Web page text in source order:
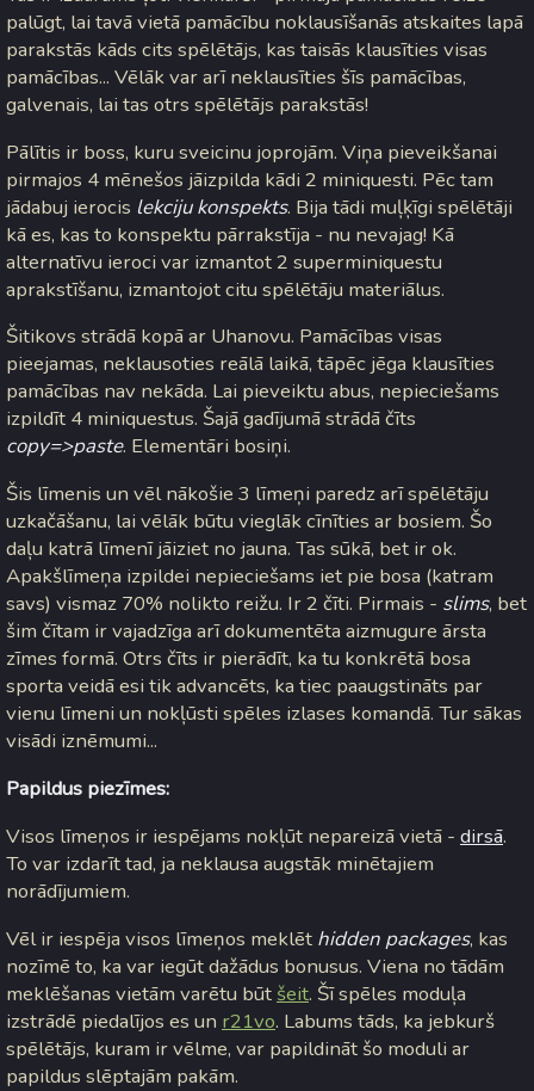
palūgt, lai tavā vietā pamācību noklausīšanās atskaites lapā
parakstās kāds cits spēlētājs, kas taisās klausīties visas
pamācības... Vēlāk var arī neklausīties šīs pamācības,
galvenais, lai tas otrs spēlētājs parakstās!
Pālītis ir boss, kuru sveicinu joprojām. Viņa pieveikšanai
pirmajos 4 mēnešos jāizpilda kādi 2 miniquesti. Pēc tam
jādabuj ierocis lekciju konspekts. Bija tādi muļķīgi spēlētāji
kā es, kas to konspektu pārrakstīja - nu nevajag! Kā
alternatīvu ieroci var izmantot 2 superminiquestu
aprakstīšanu, izmantojot citu spēlētāju materiālus.
Šitikovs strādā kopā ar Uhanovu. Pamācības visas
pieejamas, neklausoties reālā laikā, tāpēc jēga klausīties
pamācības nav nekāda. Lai pieveiktu abus, nepieciešams
izpildīt 4 miniquestus. Šajā gadījumā strādā čīts
copy=>paste. Elementāri bosiņi.
Šis līmenis un vēl nākošie 3 līmeņi paredz arī spēlētāju
uzkačāšanu, lai vēlāk būtu vieglāk cīnīties ar bosiem. Šo
daļu katrā līmenī jāiziet no jauna. Tas sūkā, bet ir ok.
Apakšlīmeņa izpildei nepieciešams iet pie bosa (katram
savs) vismaz 70% nolikto reižu. Ir 2 čīti. Pirmais - slims, bet
šim čītam ir vajadzīga arī dokumentēta aizmugure ārsta
zīmes formā. Otrs čīts ir pierādīt, ka tu konkrētā bosa
sporta veidā esi tik advancēts, ka tiec paaugstināts par
vienu līmeni un nokļūsti spēles izlases komandā. Tur sākas
visādi iznēmumi...
Papildus piezīmes:
Visos līmeņos ir iespējams nokļūt nepareizā vietā - dirsā.
To var izdarīt tad, ja neklausa augstāk minētajiem
norādījumiem.
Vēl ir iespēja visos līmeņos meklēt hidden packages, kas
nozīmē to, ka var iegūt dažādus bonusus. Viena no tādām
meklēšanas vietām varētu būt šeit. Šī spēles moduļa
izstrādē piedalījos es un r21vo. Labums tāds, ka jebkurš
spēlētājs, kuram ir vēlme, var papildināt šo moduli ar
papildus slēptajām pakām.